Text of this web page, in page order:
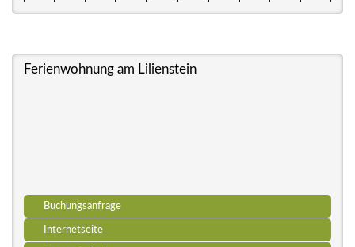
Ferienwohnung am Lilienstein
Buchungsanfrage
Internetseite